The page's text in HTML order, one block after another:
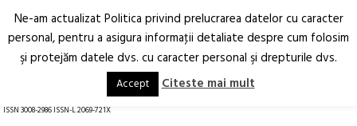
Arhitectură.
Oraș.
RO EN
ISSN 3008-2986 ISSN-L 2069-721X
Ne-am actualizat Politica privind prelucrarea datelor cu caracter
personal, pentru a asigura informaţii detaliate despre cum folosim
şi protejăm datele dvs. cu caracter personal şi drepturile dvs.
Accept Citeste mai mult